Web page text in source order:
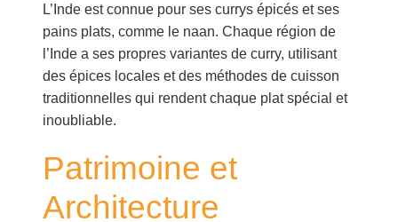
L’Inde est connue pour ses currys épicés et ses
pains plats, comme le naan. Chaque région de
l’Inde a ses propres variantes de curry, utilisant
des épices locales et des méthodes de cuisson
traditionnelles qui rendent chaque plat spécial et
inoubliable.
Patrimoine et
Architecture